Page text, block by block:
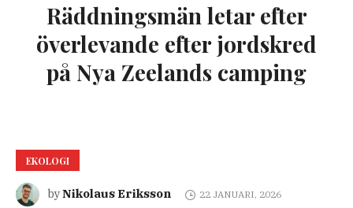
Räddningsmän letar efter
överlevande efter jordskred
på Nya Zeelands camping
EKOLOGI
byNikolaus Eriksson 22 JANUARI, 2026